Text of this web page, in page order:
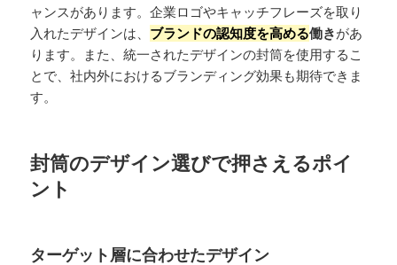
ャンスがあります。企業ロゴやキャッチフレーズを取り
入れたデザインは、 ブランドの認知度を高める働きがあ
ります。また、統一されたデザインの封筒を使用するこ
とで、社内外におけるブランディング効果も期待できま
す。
封筒のデザイン選びで押さえるポイ
ント
ターゲット層に合わせたデザイン